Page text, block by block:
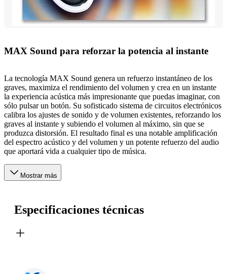
MAX Sound para reforzar la potencia al instante
La tecnología MAX Sound genera un refuerzo instantáneo de los
graves, maximiza el rendimiento del volumen y crea en un instante
la experiencia acústica más impresionante que puedas imaginar, con
sólo pulsar un botón. Su sofisticado sistema de circuitos electrónicos
calibra los ajustes de sonido y de volumen existentes, reforzando los
graves al instante y subiendo el volumen al máximo, sin que se
produzca distorsión. El resultado final es una notable amplificación
del espectro acústico y del volumen y un potente refuerzo del audio
que aportará vida a cualquier tipo de música.
Mostrar más
Especificaciones técnicas